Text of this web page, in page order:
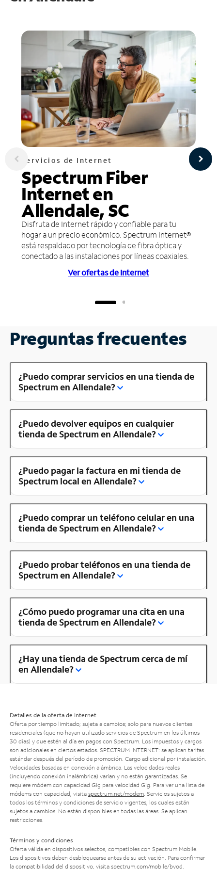
Servicios de Internet
Spectrum Fiber
Internet en
Allendale, SC
Disfruta de Internet rápido y confiable para tu
hogar a un precio económico. Spectrum Internet®
está respaldado por tecnología de fibra óptica y
conectado a las instalaciones por líneas coaxiales.
Ver ofertas de Internet
Preguntas frecuentes
¿Puedo comprar servicios en una tienda de
Spectrum en Allendale?
¿Puedo devolver equipos en cualquier
tienda de Spectrum en Allendale?
¿Puedo pagar la factura en mi tienda de
Spectrum local en Allendale?
¿Puedo comprar un teléfono celular en una
tienda de Spectrum en Allendale?
¿Puedo probar teléfonos en una tienda de
Spectrum en Allendale?
¿Cómo puedo programar una cita en una
tienda de Spectrum en Allendale?
¿Hay una tienda de Spectrum cerca de mí
en Allendale?
Detalles de la oferta de Internet
Oferta por tiempo limitado; sujeta a cambios; solo para nuevos clientes
residenciales (que no hayan utilizado servicios de Spectrum en los últimos
30 días) y que estén al día en pagos con Spectrum. Los impuestos y cargos
son adicionales en ciertos estados. SPECTRUM INTERNET: se aplican tarifas
estándar después del período de promoción. Cargo adicional por instalación.
Velocidades basadas en conexión alámbrica. Las velocidades reales
(incluyendo conexión inalámbrica) varían y no están garantizadas. Se
requiere módem con capacidad Gig para velocidad Gig. Para ver una lista de
módems con capacidad, visita spectrum.net/modem . Servicios sujetos a
todos los términos y condiciones de servicio vigentes, los cuales están
sujetos a cambios. No están disponibles en todas las áreas. Se aplican
restricciones.
Términos y condiciones
Oferta válida en dispositivos selectos, compatibles con Spectrum Mobile.
Los dispositivos deben desbloquearse antes de su activación. Para confirmar
la compatibilidad del dispositivo, visita spectrum.com/mobile/byod